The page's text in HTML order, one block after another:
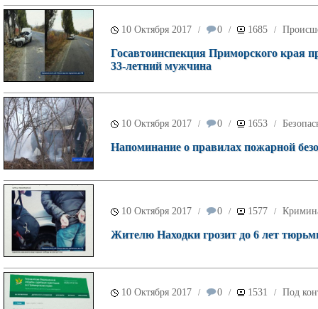
10 Октября 2017 / 0 / 1685 /
Госавтоинспекция Приморского края
33-летний мужчина
10 Октября 2017 / 0 / 1653 /
Напоминание о правилах пожарной
10 Октября 2017 / 0 / 1577 /
Жителю Находки грозит до 6 лет
10 Октября 2017 / 0 / 1531 / Под